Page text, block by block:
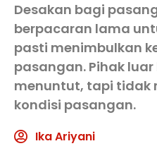
Desakan bagi
berpacaran lama
pasti menimbulkan
pasangan. Pihak
menuntut, tapi tidak
kondisi pasangan.
Ika Ariyani